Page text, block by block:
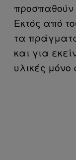
προσπαθούν
Εκτός από
τα
και για
υλικές